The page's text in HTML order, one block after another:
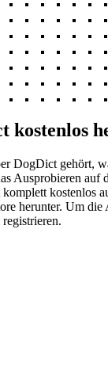
kostenlos
DogDict gehört,
Ausprobieren auf
kostenlos
herunter. Um die